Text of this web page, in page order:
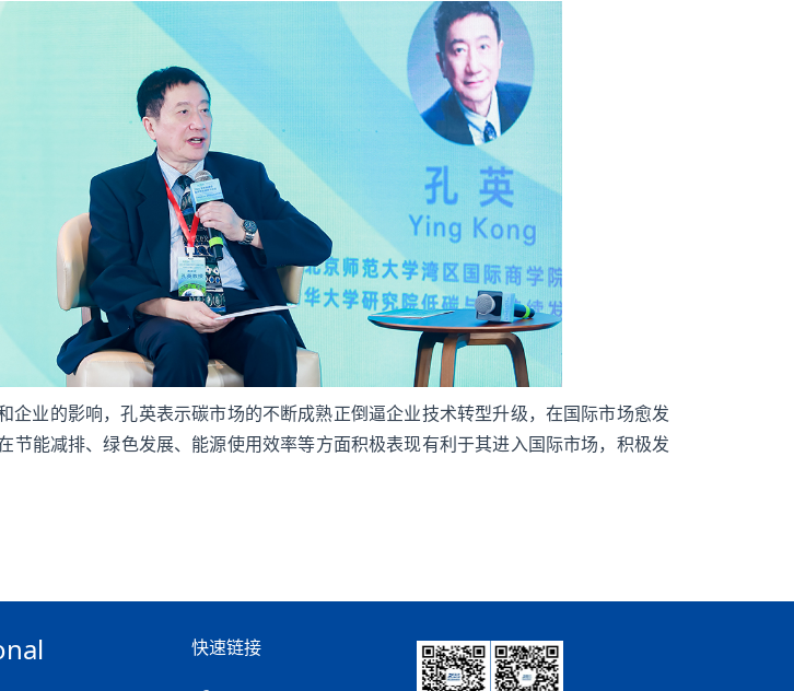
企业的影响，孔英表示碳市场的不断成熟正倒逼企业技术转型升级，在国际市场愈发
节能减排、绿色发展、能源使用效率等方面积极表现有利于其进入国际市场，积极发
快速链接